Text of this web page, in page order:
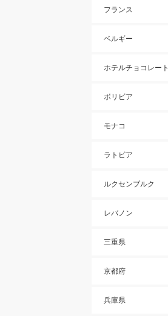
フランス
ベルギー
ホテルチョコレート
ボリビア
モナコ
ラトビア
ルクセンブルク
レバノン
三重県
京都府
兵庫県